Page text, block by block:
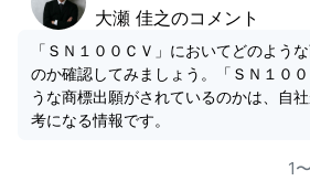
大瀬 佳之のコメント
「ＳＮ１００ＣＶ」においてどのよう
のか確認してみましょう。「ＳＮ１０
うな商標出願がされているのかは、自
考になる情報です。
1